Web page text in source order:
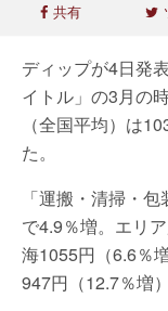
共有
ディップが4日発
イトル」の3月の
（全国平均）は
た。
「運搬・清掃・
で4.9％増。エリ
海1055円（6.6％
947円（12.7％増